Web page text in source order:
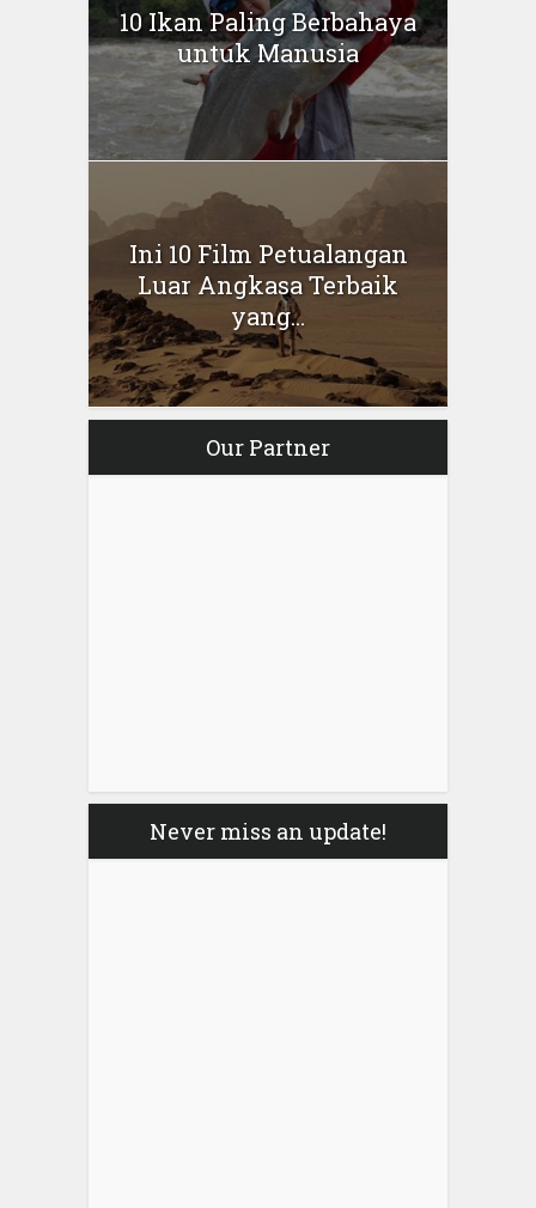
10 Ikan Paling Berbahaya
untuk Manusia
Ini 10 Film Petualangan
Luar Angkasa Terbaik
yang...
Our Partner
Never miss an update!